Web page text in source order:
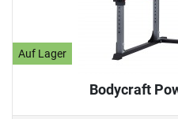
Auf Lager
Bodycraft